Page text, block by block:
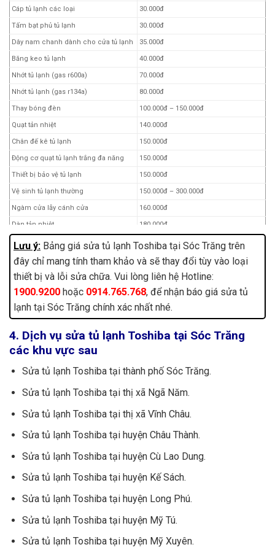
Cáp tủ lạnh các loại 30.000đ
Tấm bạt phủ tủ lạnh 30.000đ
Dây nam chanh dành cho cửa tủ lạnh 35.000đ
Băng keo tủ lạnh 40.000đ
Nhớt tủ lạnh (gas r600a) 70.000đ
Nhớt tủ lạnh (gas r134a) 80.000đ
Thay bóng đèn 100.000đ – 150.000đ
Quạt tản nhiệt 140.000đ
Chân đế kê tủ lạnh 150.000đ
Động cơ quạt tủ lạnh trắng đa năng 150.000đ
Thiết bị bảo vệ tủ lạnh 150.000đ
Vệ sinh tủ lạnh thường 150.000đ – 300.000đ
Ngàm cửa lẫy cánh cửa 160.000đ
Dàn tản nhiệt 180.000đ
Thay sò lạnh 200.000đ – 300.000đ
Thay sò nóng 200.000đ – 300.000đ
Thay ron tủ lạnh (mét) 250.000đ
Thay điện trở xả đá 300.000đ – 400.000đ
Vệ sinh tủ lạnh side by side 300.000đ – 400.000đ
Thay timer xả đá 400.000đ – 500.000đ
Bộ khởi động block (rơle + thermic +
Sửa board tủ lạnh Inverter hoặc side
Hàn dàn + nạp gas tủ mini 500.000đ – 600.000đ
Sửa board xả tuyết 500.000đ – 800.000đ
Sửa board tủ lạnh có dung tích < 220
500.000đ – 800.000đ
Thay cảm biến nhiệt độ tủ 650.000đ – 800.000đ
Quạt dàn lạnh 650.000đ – 800.000đ
Thay dàn + nạp gas tủ mini 800.000đ – 1.000.000đ
Lưu ý: Bảng giá sửa tủ lạnh Toshiba tại Sóc Trăng trên
đây chỉ mang tính tham khảo và sẽ thay đổi tùy vào loại
thiết bị và lỗi sửa chữa. Vui lòng liên hệ Hotline:
1900.9200 hoặc 0914.765.768, để nhận báo giá sửa tủ
lạnh tại Sóc Trăng chính xác nhất nhé.
4. Dịch vụ sửa tủ lạnh Toshiba tại Sóc Trăng
các khu vực sau
Sửa tủ lạnh Toshiba tại thành phố Sóc Trăng.
Sửa tủ lạnh Toshiba tại thị xã Ngã Năm.
Sửa tủ lạnh Toshiba tại thị xã Vĩnh Châu.
Sửa tủ lạnh Toshiba tại huyện Châu Thành.
Sửa tủ lạnh Toshiba tại huyện Cù Lao Dung.
Sửa tủ lạnh Toshiba tại huyện Kế Sách.
Sửa tủ lạnh Toshiba tại huyện Long Phú.
Sửa tủ lạnh Toshiba tại huyện Mỹ Tú.
Sửa tủ lạnh Toshiba tại huyện Mỹ Xuyên.